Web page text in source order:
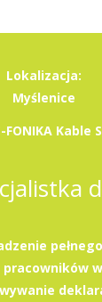
Lokalizacja:
Myślenice
FONIKA Kable
pracowników